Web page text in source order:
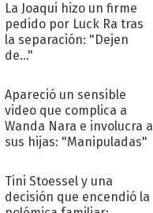
La Joaqui hizo un firme
pedido por Luck Ra tras
la separación: "Dejen
de..."
Apareció un sensible
video que complica a
Wanda Nara e involucra a
sus hijas: "Manipuladas"
Tini Stoessel y una
decisión que encendió la